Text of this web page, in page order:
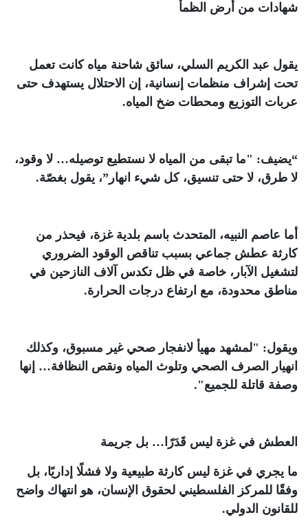
شهادات من أرض الظمأ
يقول عبد الكريم السلي، سائق شاحنة مياه كانت تعمل
تحت إشراف منظمات إنسانية، إن الاحتلال يستهدف حتى
عربات التوزيع ومحطات ضخ المياه.
“يضيف: "ما تبقى من المياه لا نستطيع توصيله… لا وقود،
لا طرق، لا حتى تنسيق، كل شيء انهار”، يقول بغصّة.
أما عاصم النبيه، المتحدث باسم بلدية غزة، فيحذر من
كارثة عطش جماعي بسبب تناقص الوقود الضروري
لتشغيل الآبار، خاصة في ظل تكدس آلاف النازحين في
مناطق محدودة، مع ارتفاع درجات الحرارة.
ويقول: "لمشهد مهيأ لانفجار صحي غير مسبوق، وكذلك
انهيار الصرف الصحي وتلوث المياه ونقص النظافة… إنها
وصفة قاتلة للجميع".
العطش في غزة ليس قَدَرًا… بل جريمة
ما يجري في غزة ليس كارثة طبيعية ولا فشلًا إداريًا، بل
وفقًا للمركز الفلسطيني لحقوق الإنسان، هو انتهاك واضح
للقانون الدولي.